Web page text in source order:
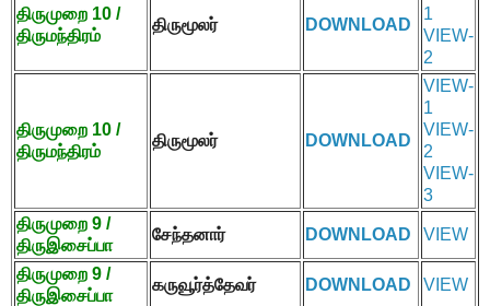
திருமுறை 10 /
திருமந்திரம்
திருமூலர் DOWNLOAD
1
VIEW-
2
திருமுறை 10 /
திருமந்திரம்
திருமூலர் DOWNLOAD
VIEW-
1
VIEW-
2
VIEW-
3
திருமுறை 9 /
திருஇசைப்பா
சேந்தனார் DOWNLOAD VIEW
திருமுறை 9 /
திருஇசைப்பா
கருவூர்த்தேவர் DOWNLOAD VIEW